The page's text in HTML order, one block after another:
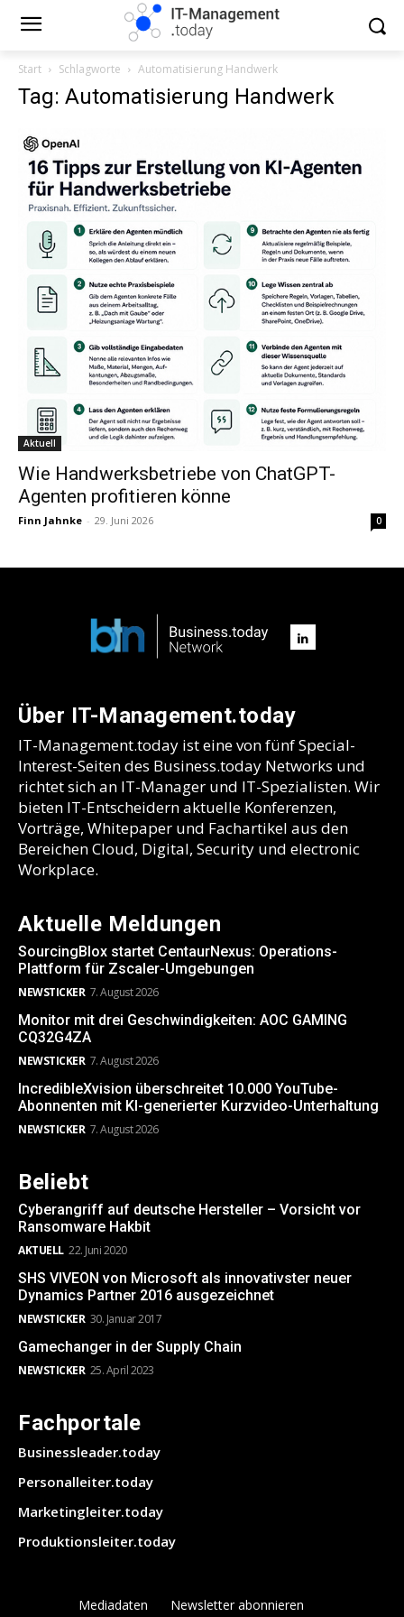
Start Schlagworte Automatisierung Handwerk
Tag: Automatisierung Handwerk
Aktuell
Wie Handwerksbetriebe von ChatGPT-
Agenten profitieren könne
Finn Jahnke - 29. Juni 2026 0
Über IT-Management.today
IT-Management.today ist eine von fünf Special-
Interest-Seiten des Business.today Networks und
richtet sich an IT-Manager und IT-Spezialisten. Wir
bieten IT-Entscheidern aktuelle Konferenzen,
Vorträge, Whitepaper und Fachartikel aus den
Bereichen Cloud, Digital, Security und electronic
Workplace.
Aktuelle Meldungen
SourcingBlox startet CentaurNexus: Operations-
Plattform für Zscaler-Umgebungen
NEWSTICKER 7. August 2026
Monitor mit drei Geschwindigkeiten: AOC GAMING
CQ32G4ZA
NEWSTICKER 7. August 2026
IncredibleXvision überschreitet 10.000 YouTube-
Abonnenten mit KI-generierter Kurzvideo-Unterhaltung
NEWSTICKER 7. August 2026
Beliebt
Cyberangriff auf deutsche Hersteller – Vorsicht vor
Ransomware Hakbit
AKTUELL 22. Juni 2020
SHS VIVEON von Microsoft als innovativster neuer
Dynamics Partner 2016 ausgezeichnet
NEWSTICKER 30. Januar 2017
Gamechanger in der Supply Chain
NEWSTICKER 25. April 2023
Fachportale
Businessleader.today
Personalleiter.today
Marketingleiter.today
Produktionsleiter.today
Mediadaten Newsletter abonnieren